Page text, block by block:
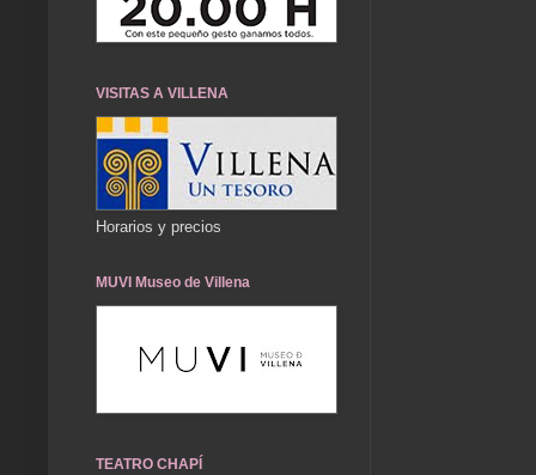
VISITAS A VILLENA
Horarios y precios
MUVI Museo de Villena
TEATRO CHAPÍ